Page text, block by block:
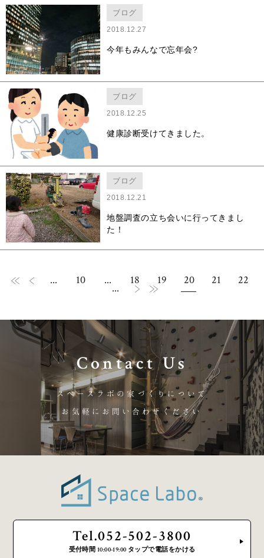
ブログ
2018.12.27
今年もみんなで忘年会?
ブログ
2018.12.25
健康診断受けてきました。
ブログ
2018.12.21
地盤調査の立ち会いに行ってきまし
た！
... 10 ... 18 19 20 21 22
...
Contact Us
スペースラボの家づくりについて
お気軽にお問い合わせください
Tel.052-502-3800
受付時間 10:00-19:00 タップで電話をかける